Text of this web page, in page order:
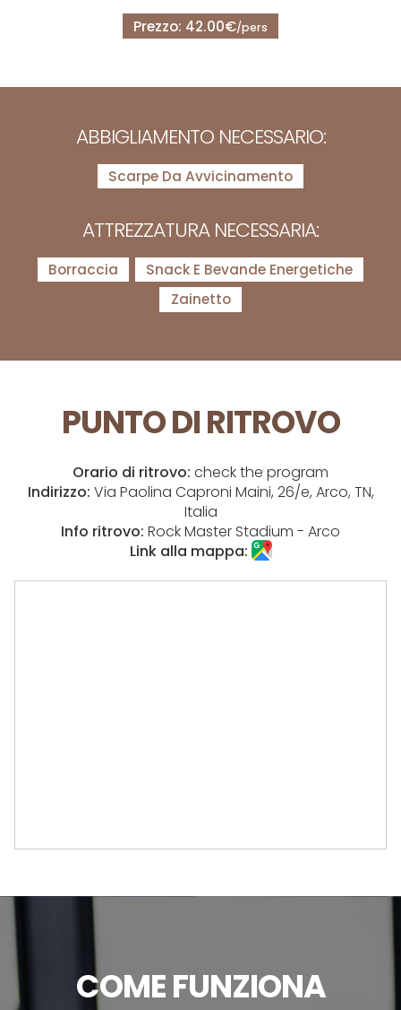
Prezzo: 42.00€/pers
ABBIGLIAMENTO NECESSARIO:
Scarpe Da Avvicinamento
ATTREZZATURA NECESSARIA:
Borraccia
Snack E Bevande Energetiche
Zainetto
PUNTO DI RITROVO
Orario di ritrovo: check the program
Indirizzo: Via Paolina Caproni Maini, 26/e, Arco, TN,
Italia
Info ritrovo: Rock Master Stadium - Arco
Link alla mappa:
COME FUNZIONA